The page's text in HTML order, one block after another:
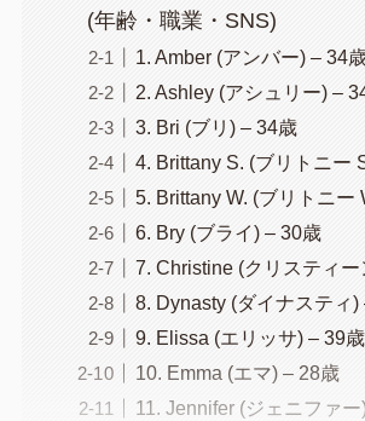
(年齢・職業・SNS)
1. Amber (アンバー) – 34
2. Ashley (アシュリー) –
3. Bri (ブリ) – 34歳
4. Brittany S. (ブリトニー
5. Brittany W. (ブリトニー
6. Bry (ブライ) – 30歳
7. Christine (クリスティー
8. Dynasty (ダイナスティ)
9. Elissa (エリッサ) – 39歳
10. Emma (エマ) – 28歳
11. Jennifer (ジェニファ